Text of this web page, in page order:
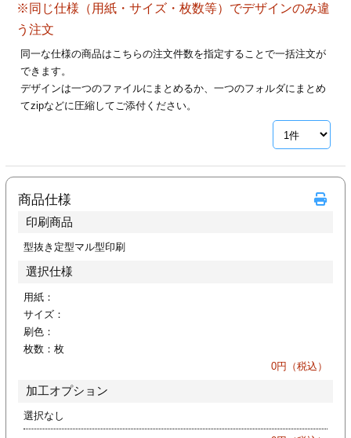
ァイル印刷
印刷
印刷
リーブ印刷
加工
刷
カード印刷
フォルダー
ァイル印刷
リーブ
※同じ仕様（用紙・サイズ・枚数等）でデザインのみ違
う注文
同一な仕様の商品はこちらの注文件数を指定することで一括注文が
できます。
デザインは一つのファイルにまとめるか、一つのフォルダにまとめ
てzipなどに圧縮してご添付ください。
商品仕様
印刷商品
型抜き定型マル型印刷
選択仕様
用紙：
サイズ：
刷色：
枚数： 枚
0円（税込）
加工オプション
選択なし